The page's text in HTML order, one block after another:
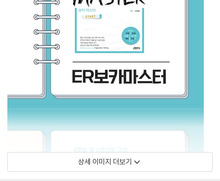
상세 이미지 더보기